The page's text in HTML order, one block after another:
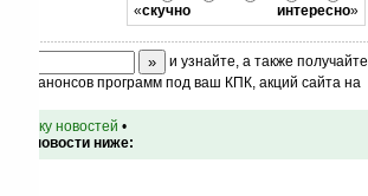
«скучно интересно»
и узнайте, а также получайте
анонсов программ под ваш КПК, акций сайта на
списку новостей •
новости ниже: